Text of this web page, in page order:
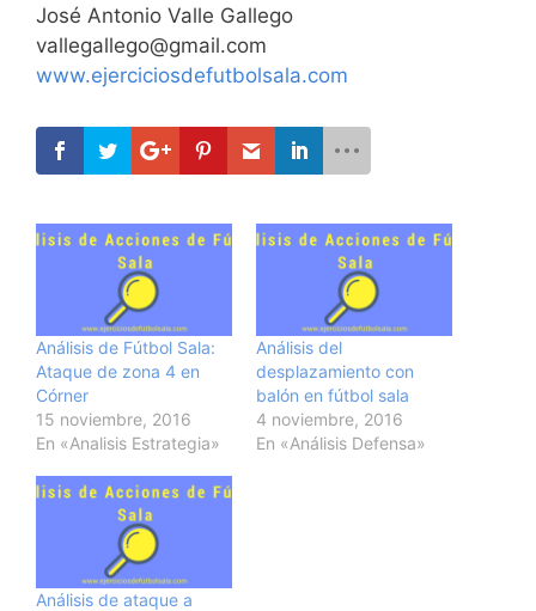
José Antonio Valle Gallego
vallegallego@gmail.com
www.ejerciciosdefutbolsala.com
Análisis de Fútbol Sala:
Ataque de zona 4 en
Córner
15 noviembre, 2016
En «Analisis Estrategia»
Análisis del
desplazamiento con
balón en fútbol sala
4 noviembre, 2016
En «Análisis Defensa»
Análisis de ataque a